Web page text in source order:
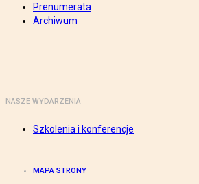
Prenumerata
Archiwum
NASZE WYDARZENIA
Szkolenia i konferencje
MAPA STRONY